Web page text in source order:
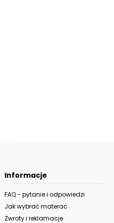
Informacje
FAQ - pytanie i odpowiedzi
Jak wybrać materac
Zwroty i reklamacje